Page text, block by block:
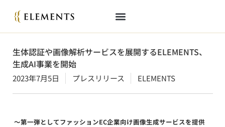
生体認証や画像解析サービスを展開するELEMENTS、
生成AI事業を開始
2023年7月5日 プレスリリース ELEMENTS
～第一弾としてファッションEC企業向け画像生成サービスを提供